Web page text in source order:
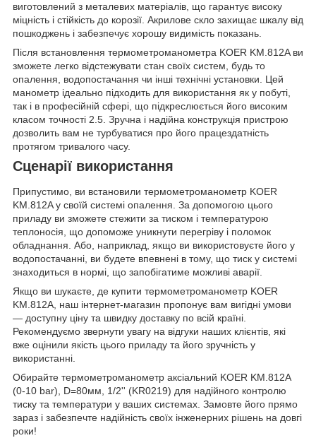
виготовлений з металевих матеріалів, що гарантує високу
міцність і стійкість до корозії. Акрилове скло захищає шкалу від
пошкоджень і забезпечує хорошу видимість показань.
Після встановлення термометроманометра KOER KM.812A ви
зможете легко відстежувати стан своїх систем, будь то
опалення, водопостачання чи інші технічні установки. Цей
манометр ідеально підходить для використання як у побуті,
так і в професійній сфері, що підкреслюється його високим
класом точності 2.5. Зручна і надійна конструкція пристрою
дозволить вам не турбуватися про його працездатність
протягом тривалого часу.
Сценарії використання
Припустимо, ви встановили термометроманометр KOER
KM.812A у своїй системі опалення. За допомогою цього
приладу ви зможете стежити за тиском і температурою
теплоносія, що допоможе уникнути перегріву і поломок
обладнання. Або, наприклад, якщо ви використовуєте його у
водопостачанні, ви будете впевнені в тому, що тиск у системі
знаходиться в нормі, що запобігатиме можливі аварії.
Якщо ви шукаєте, де купити термометроманометр KOER
KM.812A, наш інтернет-магазин пропонує вам вигідні умови
— доступну ціну та швидку доставку по всій країні.
Рекомендуємо звернути увагу на відгуки наших клієнтів, які
вже оцінили якість цього приладу та його зручність у
використанні.
Обирайте термометроманометр аксіальний KOER KM.812A
(0-10 bar), D=80мм, 1/2'' (KR0219) для надійного контролю
тиску та температури у ваших системах. Замовте його прямо
зараз і забезпечте надійність своїх інженерних рішень на довгі
роки!